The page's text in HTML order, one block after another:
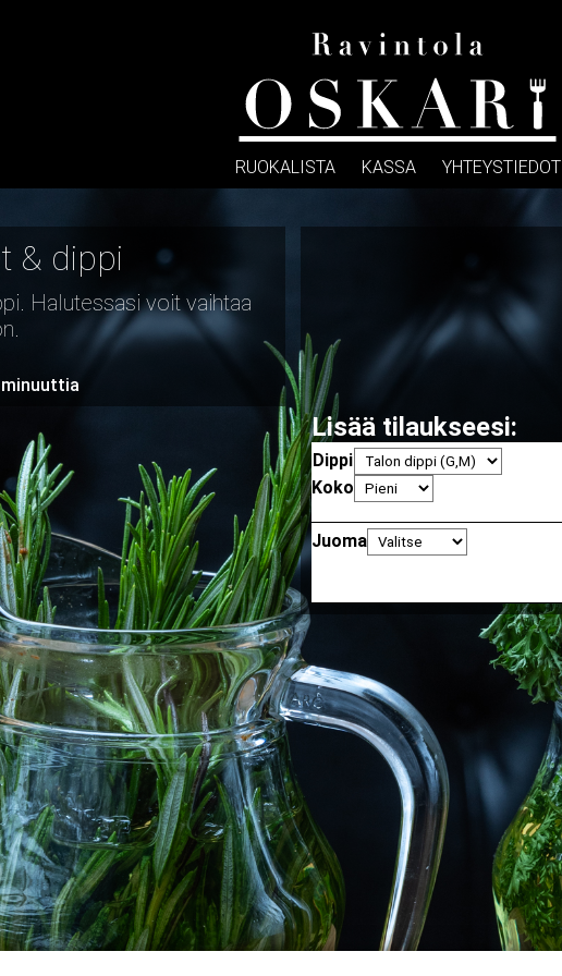
RUOKALISTA KASSA YHTEYSTIEDOT
& dippi
Halutessasi voit vaihtaa
Lisää tilaukseesi:
Dippi
Koko
Juoma